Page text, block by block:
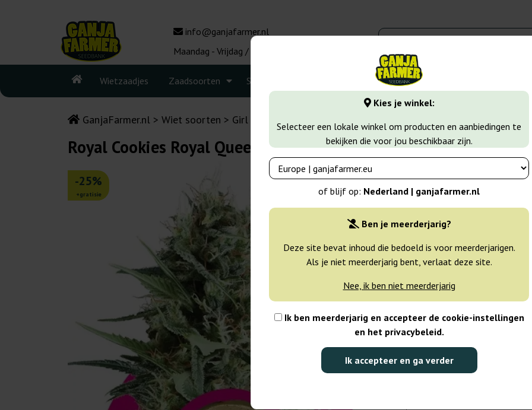
Kies je winkel:
Selecteer een lokale winkel om producten en aanbiedingen te
bekijken die voor jou beschikbaar zijn.
of blijf op: Nederland | ganjafarmer.nl
Ben je meerderjarig?
Deze site bevat inhoud die bedoeld is voor meerderjarigen.
Als je niet meerderjarig bent, verlaat deze site.
Nee, ik ben niet meerderjarig
Ik ben meerderjarig en accepteer de cookie-instellingen
en het privacybeleid.
Ik accepteer en ga verder
info@ganjafarmer.nl
Maandag - Vrijdag / 10:00 - 16:00
Wietzaadjes Zaadsoorten Seedbanks Meer
GanjaFarmer.nl Wiet soorten Girl Scout Cookies
Royal Cookies Royal Queen Seeds
-25%
+gratisie
Royal Queen Seeds
1 zaad
Verzonden binnen
25%
3 zaden
Verzonden binnen
24u
25%
25%